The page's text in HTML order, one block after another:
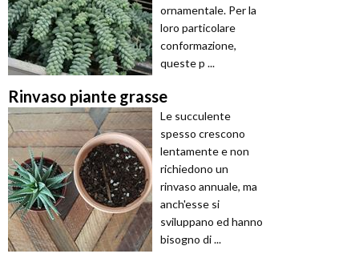
ornamentale. Per la
loro particolare
conformazione,
queste p ...
Rinvaso piante grasse
Le succulente
spesso crescono
lentamente e non
richiedono un
rinvaso annuale, ma
anch'esse si
sviluppano ed hanno
bisogno di ...